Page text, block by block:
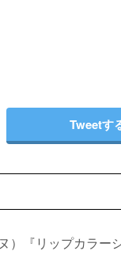
Tweetす
）『リップカラー